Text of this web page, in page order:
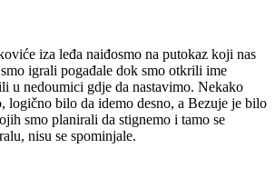
iza leđa naiđosmo na putokaz koji nas
igrali pogađale dok smo otkrili ime
u nedoumici gdje da nastavimo. Nekako
logično bilo da idemo desno, a Bezuje je bilo
smo planirali da stignemo i tamo se
nisu se spominjale.